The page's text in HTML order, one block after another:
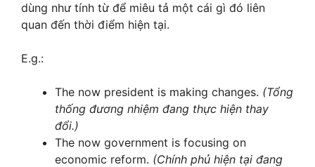
dùng như tính từ để miêu tả một cái gì đó liên
quan đến thời điểm hiện tại.
E.g.:
The now president is making changes. (Tổng
thống đương nhiệm đang thực hiện thay
đổi.)
The now government is focusing on
economic reform. (Chính phủ hiện tại đang